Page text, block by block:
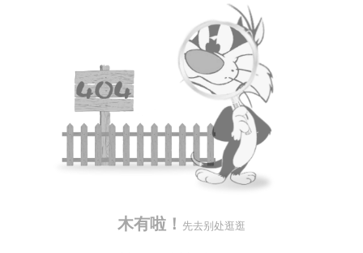
木有啦！ 先去别处逛逛